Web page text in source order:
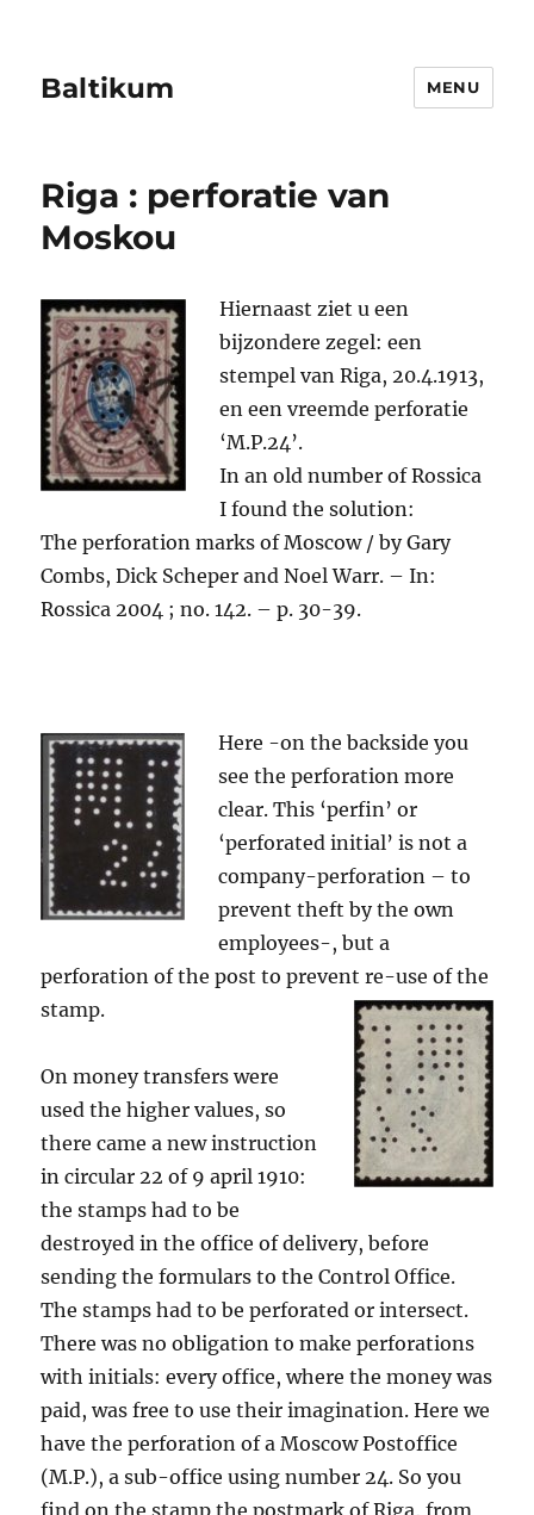
Baltikum MENU
Riga : perforatie van
Moskou
Hiernaast ziet u een
bijzondere zegel: een
stempel van Riga, 20.4.1913,
en een vreemde perforatie
‘M.P.24’.
In an old number of Rossica
I found the solution:
The perforation marks of Moscow / by Gary
Combs, Dick Scheper and Noel Warr. – In:
Rossica 2004 ; no. 142. – p. 30-39.
Here -on the backside you
see the perforation more
clear. This ‘perfin’ or
‘perforated initial’ is not a
company-perforation – to
prevent theft by the own
employees-, but a
perforation of the post to prevent re-use of the
stamp.
On money transfers were
used the higher values, so
there came a new instruction
in circular 22 of 9 april 1910:
the stamps had to be
destroyed in the office of delivery, before
sending the formulars to the Control Office.
The stamps had to be perforated or intersect.
There was no obligation to make perforations
with initials: every office, where the money was
paid, was free to use their imagination. Here we
have the perforation of a Moscow Postoffice
(M.P.), a sub-office using number 24. So you
find on the stamp the postmark of Riga, from